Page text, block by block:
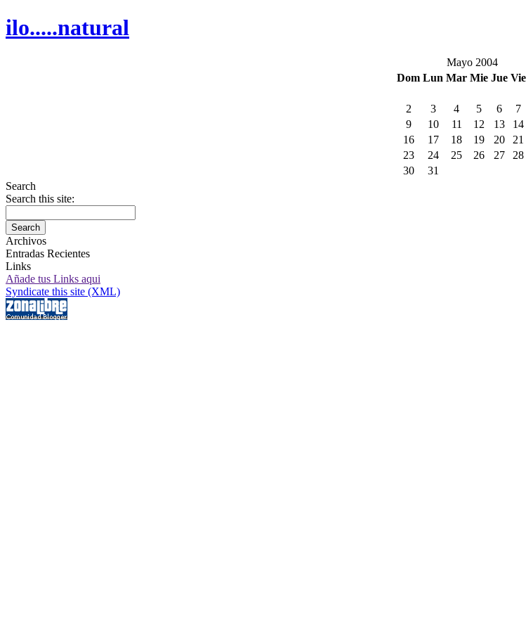
ilo.....natural
Mayo 2004
Dom Lun Mar Mie Jue Vie
2
3 4 5 6 7
9
10 11 12 13 14
16
17 18 19 20 21
23
24 25 26 27 28
30
31
Search
Search this site:
Archivos
Entradas Recientes
Links
Añade tus Links aqui
Syndicate this site (XML)